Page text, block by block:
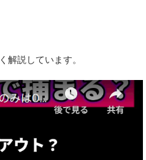
説しています。